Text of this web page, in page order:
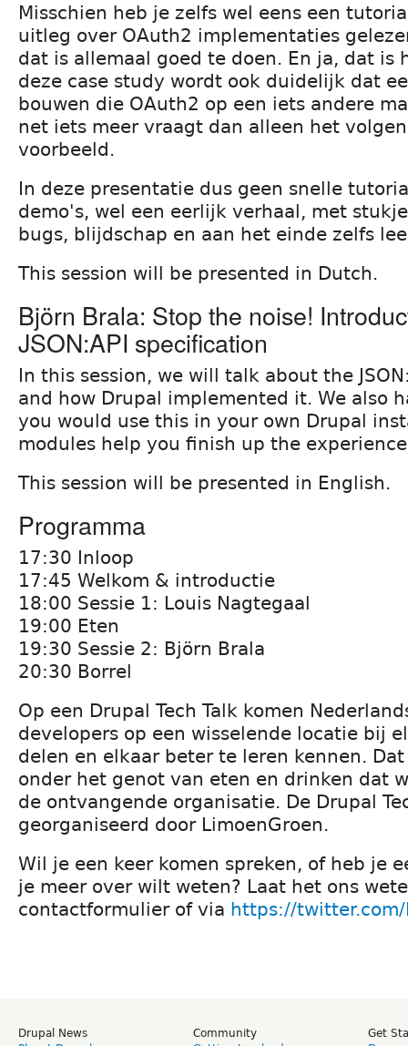
Misschien heb je zelfs wel eens een
uitleg over OAuth2 implementaties
dat is allemaal goed te doen. En ja, dat is
deze case study wordt ook duidelijk dat
bouwen die OAuth2 op een iets andere
net iets meer vraagt dan alleen het
voorbeeld.
In deze presentatie dus geen snelle
demo's, wel een eerlijk verhaal, met
bugs, blijdschap en aan het einde zelfs
This session will be presented in Dutch.
Björn Brala: Stop the noise!
JSON:API specification
In this session, we will talk about the
and how Drupal implemented it. We also
you would use this in your own Drupal
modules help you finish up the
This session will be presented in English.
Programma
17:30 Inloop
17:45 Welkom & introductie
18:00 Sessie 1: Louis Nagtegaal
19:00 Eten
19:30 Sessie 2: Björn Brala
20:30 Borrel
Op een Drupal Tech Talk komen
developers op een wisselende locatie bij
delen en elkaar beter te leren kennen.
onder het genot van eten en drinken dat
de ontvangende organisatie. De Drupal
georganiseerd door LimoenGroen.
Wil je een keer komen spreken, of heb je
je meer over wilt weten? Laat het ons
contactformulier of via https://twitter.com/
Drupal News
Community
Get